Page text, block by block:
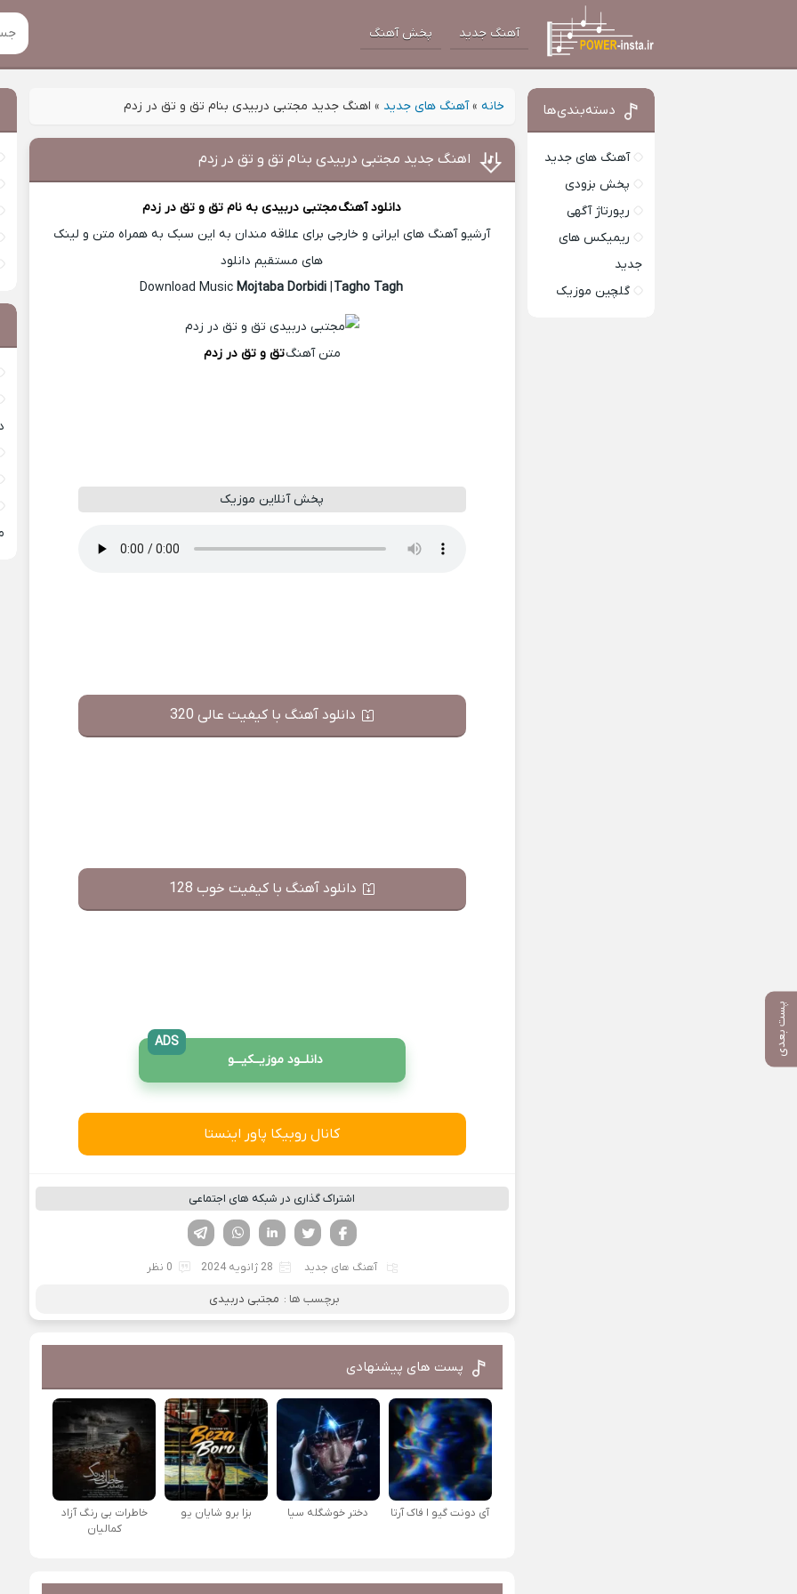
آهنگ جدید پخش آهنگ
خانه »آهنگ های جدید » اهنگ جدید مجتبی دربیدی بنام تق و تق در زدم
پست بعدی
اهنگ جدید مجتبی دربیدی بنام تق و تق در زدم
دانلود آهنگمجتبی دربیدیبه نام تق و تق در زدم
آرشیو آهنگ های ایرانی و خارجی برای علاقه مندان به این سبک به همراه متن و لینک
های مستقیم دانلود
Mojtaba Dorbidi |Tagho Tagh
متن آهنگتق و تق در زدم
پخش آنلاین موزیک
دانلود آهنگ با کیفیت عالی 320
دانلود آهنگ با کیفیت خوب 128
دانلــود موزیــکیـــو
ADS
کانال روبیکا پاور اینستا
اشتراک گذاری در شبکه های اجتماعی
لینکدین تویتر
فیسوک
آهنگ های جدید 28 ژانویه 2024 0 نظر
برچسب ها : مجتبی دربیدی
پست های پیشنهادی
آی دونت گیو ا فاک آرتا دختر خوشگله سیا بزا برو شایان یو
خاطرات بی رنگ آزاد
کمالیان
دسته‌بندی‌ها
آهنگ های جدید
پخش بزودی
رپورتاژ آگهی
ریمیکس های
جدید
گلچین موزیک